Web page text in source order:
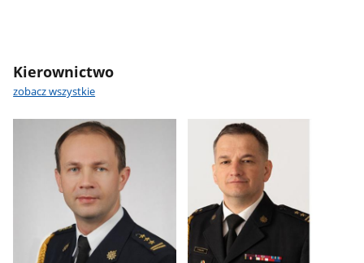
Kierownictwo
zobacz wszystkie